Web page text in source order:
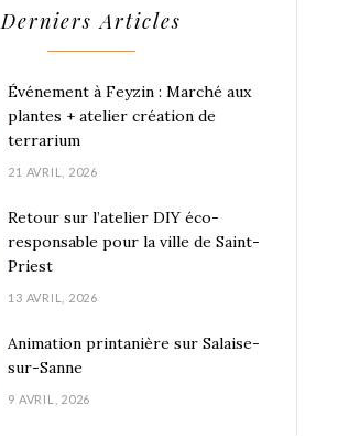
Derniers Articles
Événement à Feyzin : Marché aux
plantes + atelier création de
terrarium
21 AVRIL, 2026
Retour sur l’atelier DIY éco-
responsable pour la ville de Saint-
Priest
13 AVRIL, 2026
Animation printanière sur Salaise-
sur-Sanne
9 AVRIL, 2026